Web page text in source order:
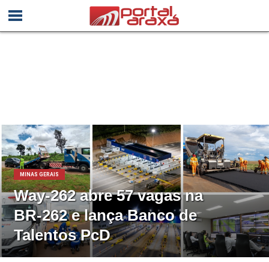
MINAS GERAIS
Way-262 abre 57 vagas na
BR-262 e lança Banco de
Talentos PcD